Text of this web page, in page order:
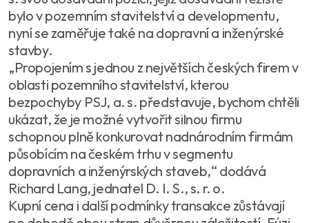
bylo v pozemním stavitelství a developmentu,
nyní se zaměřuje také na dopravní a inženýrské
stavby.
„Propojením s jednou z největších českých firem v
oblasti pozemního stavitelství, kterou
bezpochyby PSJ, a. s. představuje, bychom chtěli
ukázat, že je možné vytvořit silnou firmu
schopnou plně konkurovat nadnárodním firmám
působícím na českém trhu v segmentu
dopravních a inženýrských staveb,“ dodává
Richard Lang, jednatel D. I. S., s. r. o.
Kupní cena i další podmínky transakce zůstávají